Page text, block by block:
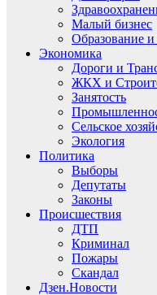
Малый бизнес
Образование и
Экономика
Дороги и
ЖКХ и
Занятость
Сельское
Экология
Политика
Выборы
Депутаты
Законы
Происшествия
ДТП
Криминал
Пожары
Скандал
Дзен.Новости